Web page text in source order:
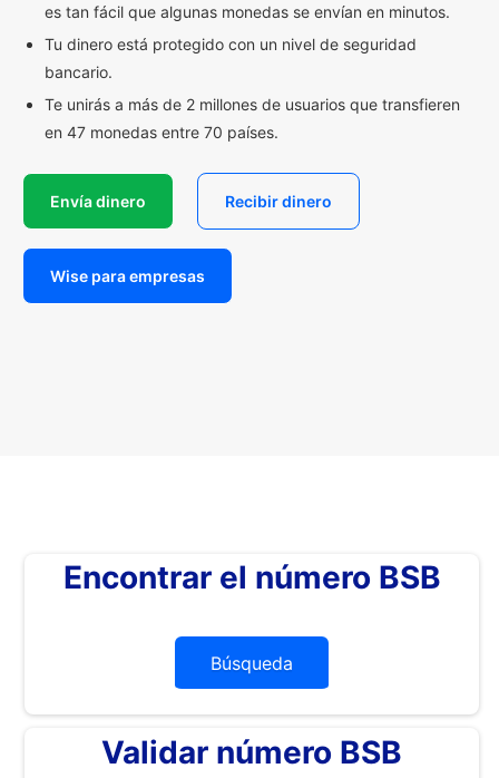
es tan fácil que algunas monedas se envían en minutos.
Tu dinero está protegido con un nivel de seguridad
bancario.
Te unirás a más de 2 millones de usuarios que transfieren
en 47 monedas entre 70 países.
Envía dinero Recibir dinero
Wise para empresas
Encontrar el número BSB
Búsqueda
Validar número BSB